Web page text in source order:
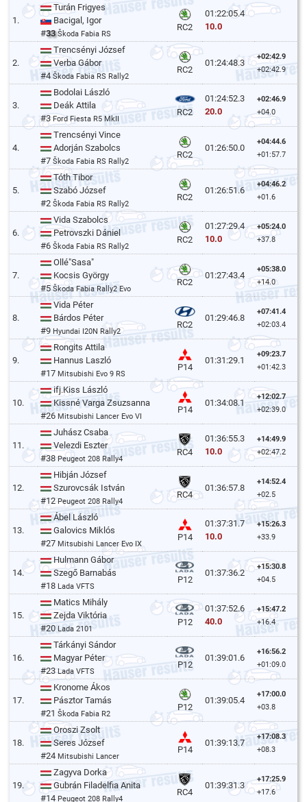
1.
Turán Frigyes
Bacigal, Igor
#33 Škoda Fabia RS
RC2
01:22:05.4
10.0
2.
Trencsényi József
Verba Gábor
#4Škoda Fabia RS Rally2
RC2
01:24:48.3
+02:42.9
+02:42.9
3.
Bodolai László
Deák Attila
#3Ford Fiesta R5 MkII
RC2
01:24:52.3
20.0
+02:46.9
+04.0
4.
Trencsényi Vince
Adorján Szabolcs
#7Škoda Fabia RS Rally2
RC2
01:26:50.0
+04:44.6
+01:57.7
5.
Tóth Tibor
Szabó József
#2Škoda Fabia RS Rally2
RC2
01:26:51.6
+04:46.2
+01.6
6.
Vida Szabolcs
Petrovszki Dániel
#6Škoda Fabia RS Rally2
RC2
01:27:29.4
10.0
+05:24.0
+37.8
7.
Ollé"Sasa"
Kocsis György
#5Škoda Fabia Rally2 Evo
RC2
01:27:43.4
+05:38.0
+14.0
8.
Vida Péter
Bárdos Péter
#9 Hyundai I20N Rally2
RC2
01:29:46.8
+07:41.4
+02:03.4
9.
Rongits Attila
Hannus Laszló
#17 Mitsubishi Evo 9 RS
P14
01:31:29.1
+09:23.7
+01:42.3
10.
ifj.Kiss László
Kissné Varga Zsuzsanna
#26 Mitsubishi Lancer Evo VI
P14
01:34:08.1
+12:02.7
+02:39.0
11.
Juhász Csaba
Velezdi Eszter
#38Peugeot 208 Rally4
RC4
01:36:55.3
10.0
+14:49.9
+02:47.2
12.
Hibján József
Szurovcsák István
#12Peugeot 208 Rally4
RC4
01:36:57.8
+14:52.4
+02.5
13.
Ábel László
Galovics Miklós
#27 Mitsubishi Lancer Evo IX
P14
01:37:31.7
10.0
+15:26.3
+33.9
14.
Hulmann Gábor
Szegő Barnabás
#18 Lada VFTS
P12
01:37:36.2
+15:30.8
+04.5
15.
Matics Mihály
Zejda Viktória
#20 Lada 2101
P12
01:37:52.6
40.0
+15:47.2
+16.4
16.
Tárkányi Sándor
Magyar Péter
#23Lada VFTS
P12
01:39:01.6
+16:56.2
+01:09.0
17.
Kronome Ákos
Pásztor Tamás
#21Škoda Fabia R2
P12
01:39:05.4
+17:00.0
+03.8
18.
Oroszi Zsolt
Seres József
#24 Mitsubishi Lancer
P14
01:39:13.7
+17:08.3
+08.3
19.
Zagyva Dorka
Gubrán Filadelfia Anita
#14 Peugeot 208 Rally4
RC4
01:39:31.3
+17:25.9
+17.6